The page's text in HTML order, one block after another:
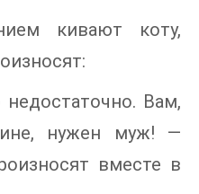
кивают коту,
Вам,
нужен муж! —
вместе в